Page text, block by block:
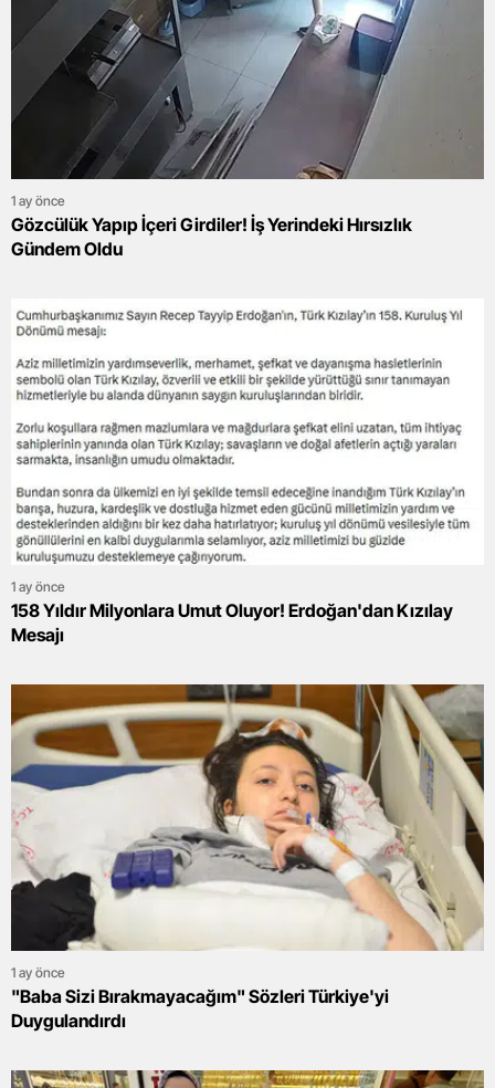
1 ay önce
Gözcülük Yapıp İçeri Girdiler! İş Yerindeki Hırsızlık
Gündem Oldu
1 ay önce
158 Yıldır Milyonlara Umut Oluyor! Erdoğan'dan Kızılay
Mesajı
1 ay önce
"Baba Sizi Bırakmayacağım" Sözleri Türkiye'yi
Duygulandırdı